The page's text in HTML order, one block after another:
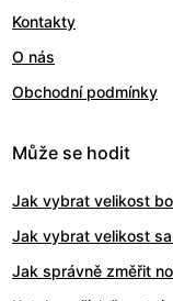
Kontakty
O nás
Obchodní podmínky
Může se hodit
Jak vybrat velikost
Jak vybrat velikost
Jak správně změřit